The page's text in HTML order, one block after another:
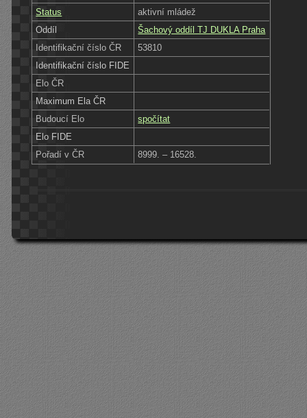
Status
aktivní mládež
Oddíl
Šachový oddíl TJ DUKLA Praha
Identifikační číslo ČR
53810
Identifikační číslo FIDE
Elo ČR
Maximum Ela ČR
Budoucí Elo
spočítat
Elo FIDE
Pořadí v ČR
8999. – 16528.